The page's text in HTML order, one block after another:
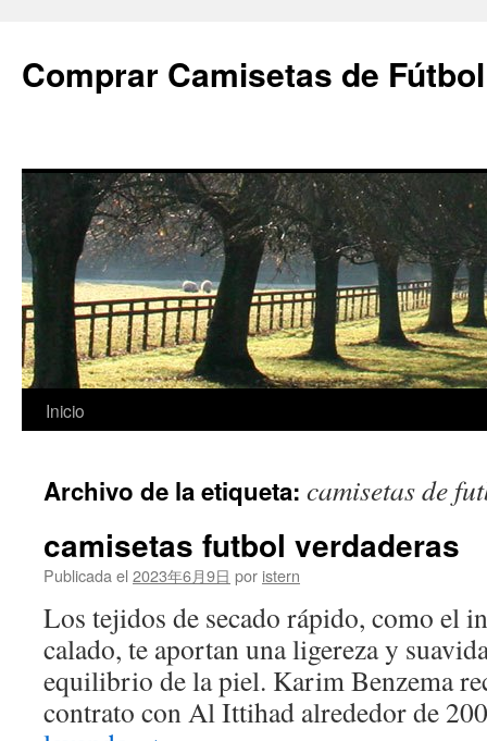
Comprar Camisetas de
Saltar
contenido
Inicio
Archivo de la etiqueta: camisetas de
camisetas futbol verdaderas
Publicada el 2023年6月9日 por istern
Los tejidos de secado rápido, como el
calado, te aportan una ligereza y
equilibrio de la piel. Karim Benzema
contrato con Al Ittihad alrededor de